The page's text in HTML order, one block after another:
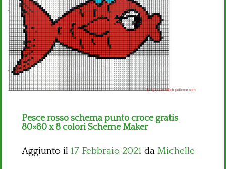
Pesce rosso schema punto croce gratis
80×80 x 8 colori Scheme Maker
Aggiunto il 17 Febbraio 2021 da Michelle